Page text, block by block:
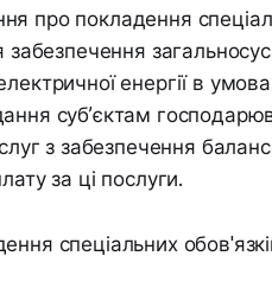
про покладення
забезпечення
енергії в
суб’єктам
з забезпечення
за ці послуги.
спеціальних